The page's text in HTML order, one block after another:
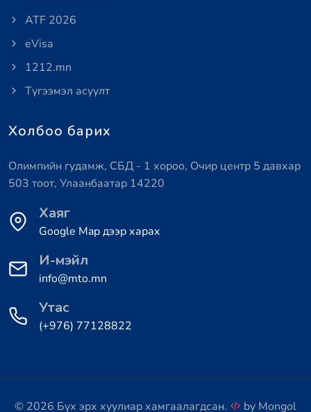
ATF 2026
eVisa
1212.mn
Түгээмэл асуулт
Холбоо барих
Олимпийн гудамж, СБД - 1 хороо, Очир центр 5 давхар
503 тоот, Улаанбаатар 14220
Хаяг
Google Map дээр харах
И-мэйл
info@mto.mn
Утас
(+976) 77128822
© 2026 Бүх эрх хуулиар хамгаалагдсан. by Mongol